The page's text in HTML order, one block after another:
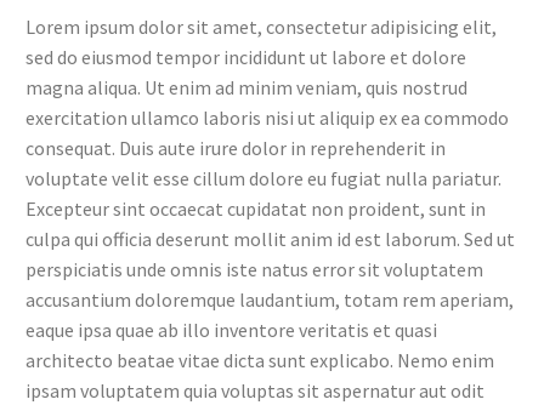
Lorem ipsum dolor sit amet, consectetur adipisicing elit,
sed do eiusmod tempor incididunt ut labore et dolore
magna aliqua. Ut enim ad minim veniam, quis nostrud
exercitation ullamco laboris nisi ut aliquip ex ea commodo
consequat. Duis aute irure dolor in reprehenderit in
voluptate velit esse cillum dolore eu fugiat nulla pariatur.
Excepteur sint occaecat cupidatat non proident, sunt in
culpa qui officia deserunt mollit anim id est laborum. Sed ut
perspiciatis unde omnis iste natus error sit voluptatem
accusantium doloremque laudantium, totam rem aperiam,
eaque ipsa quae ab illo inventore veritatis et quasi
architecto beatae vitae dicta sunt explicabo. Nemo enim
ipsam voluptatem quia voluptas sit aspernatur aut odit